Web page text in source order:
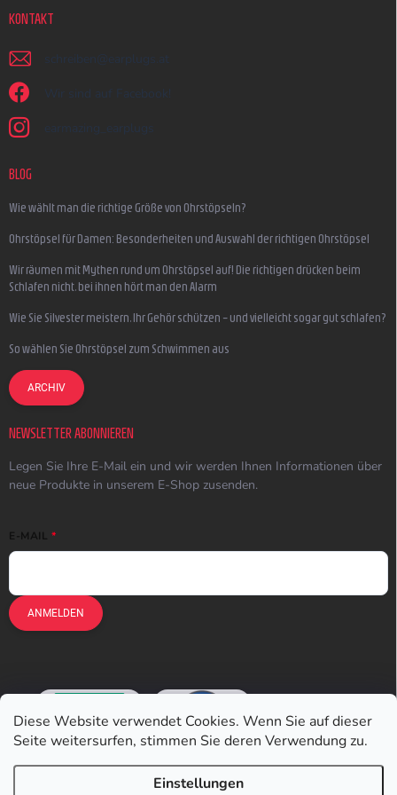
Diese Website verwendet Cookies. Wenn Sie auf dieser
Seite weitersurfen, stimmen Sie deren Verwendung zu.
Einstellungen
KONTAKT
schreiben @ earplugs.at
Wir sind auf Facebook!
earmazing_earplugs
BLOG
Wie wählt man die richtige Größe von Ohrstöpseln?
Ohrstöpsel für Damen: Besonderheiten und Auswahl der richtigen Ohrstöpsel
Wir räumen mit Mythen rund um Ohrstöpsel auf! Die richtigen drücken beim
Schlafen nicht, bei ihnen hört man den Alarm
Wie Sie Silvester meistern, Ihr Gehör schützen – und vielleicht sogar gut schlafen?
So wählen Sie Ohrstöpsel zum Schwimmen aus
ARCHIV
NEWSLETTER ABONNIEREN
Legen Sie Ihre E-Mail ein und wir werden Ihnen Informationen über
neue Produkte in unserem E-Shop zusenden.
E-MAIL
ANMELDEN